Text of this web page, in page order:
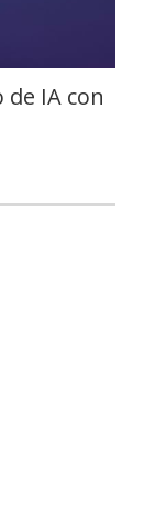
IA con